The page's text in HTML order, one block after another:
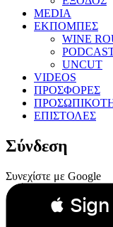
MEDIA
ΕΚΠΟΜΠΕΣ
WINE
UNCUT
VIDEOS
ΠΡΟΣΦΟΡΕΣ
ΕΠΙΣΤΟΛΕΣ
Σύνδεση
Συνεχίστε με Google
 Sign